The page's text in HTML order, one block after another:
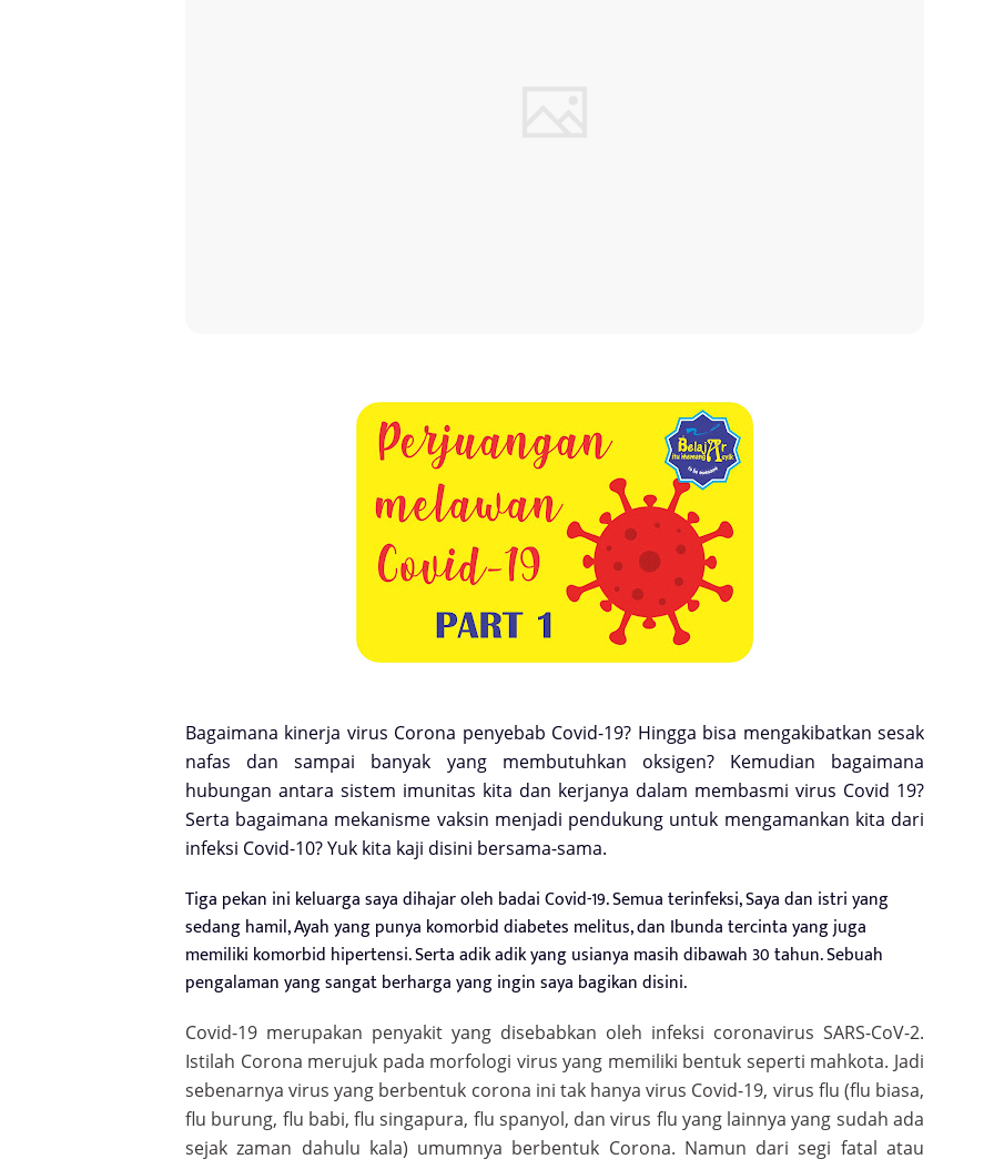
Bagaimana kinerja virus Corona penyebab Covid-19? Hingga bisa mengakibatkan sesak
nafas dan sampai banyak yang membutuhkan oksigen? Kemudian bagaimana
hubungan antara sistem imunitas kita dan kerjanya dalam membasmi virus Covid 19?
Serta bagaimana mekanisme vaksin menjadi pendukung untuk mengamankan kita dari
infeksi Covid-10? Yuk kita kaji disini bersama-sama.
Tiga pekan ini keluarga saya dihajar oleh badai Covid-19. Semua terinfeksi, Saya dan istri yang
sedang hamil, Ayah yang punya komorbid diabetes melitus, dan Ibunda tercinta yang juga
memiliki komorbid hipertensi. Serta adik adik yang usianya masih dibawah 30 tahun. Sebuah
pengalaman yang sangat berharga yang ingin saya bagikan disini.
Covid-19 merupakan penyakit yang disebabkan oleh infeksi coronavirus SARS-CoV-2.
Istilah Corona merujuk pada morfologi virus yang memiliki bentuk seperti mahkota. Jadi
sebenarnya virus yang berbentuk corona ini tak hanya virus Covid-19, virus flu (flu biasa,
flu burung, flu babi, flu singapura, flu spanyol, dan virus flu yang lainnya yang sudah ada
sejak zaman dahulu kala) umumnya berbentuk Corona. Namun dari segi fatal atau